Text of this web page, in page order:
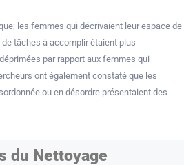
les femmes qui décrivaient leur espace de
tâches à accomplir étaient plus
par rapport aux femmes qui
ont également constaté que les
ou en désordre présentaient des
du Nettoyage :